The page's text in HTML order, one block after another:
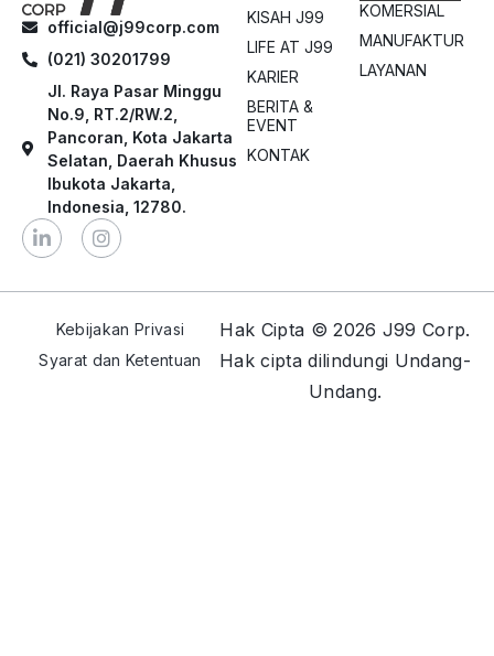
official@j99corp.com
(021) 30201799
Jl. Raya Pasar Minggu
No.9, RT.2/RW.2,
Pancoran, Kota Jakarta
Selatan, Daerah Khusus
Ibukota Jakarta,
Indonesia, 12780.
KISAH J99
LIFE AT J99
KARIER
BERITA &
EVENT
KONTAK
KOMERSIAL
MANUFAKTUR
LAYANAN
Hak Cipta © 2026 J99 Corp.
Hak cipta dilindungi Undang-
Undang.
Kebijakan Privasi
Syarat dan Ketentuan